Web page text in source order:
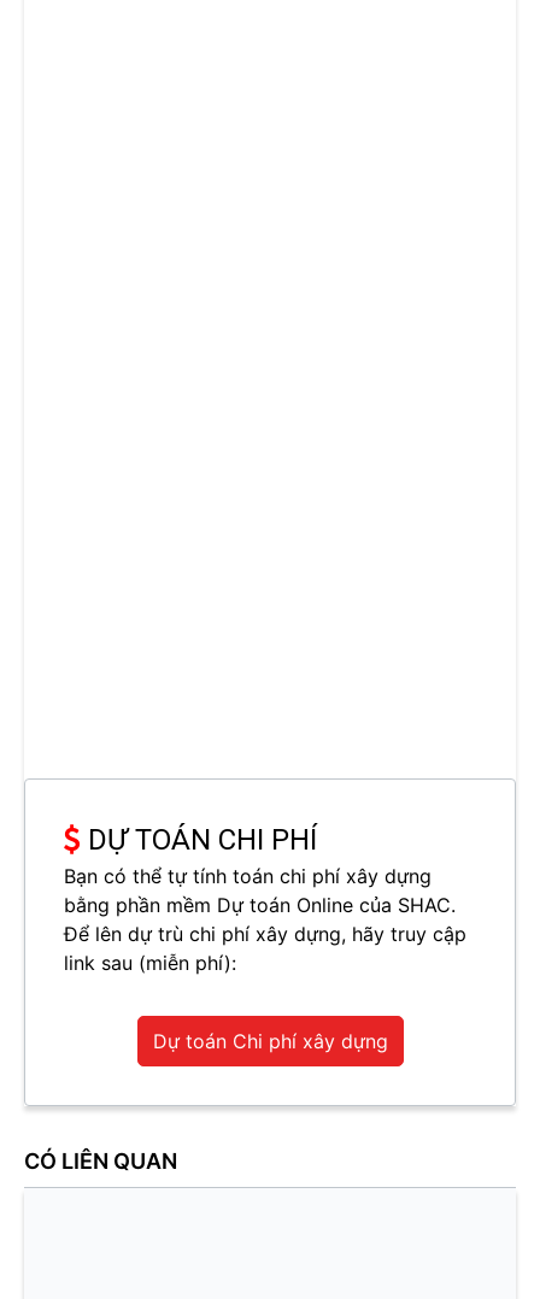
DỰ TOÁN CHI PHÍ
Bạn có thể tự tính toán chi phí xây dựng
bằng phần mềm Dự toán Online của SHAC.
Để lên dự trù chi phí xây dựng, hãy truy cập
link sau (miễn phí):
Dự toán Chi phí xây dựng
CÓ LIÊN QUAN